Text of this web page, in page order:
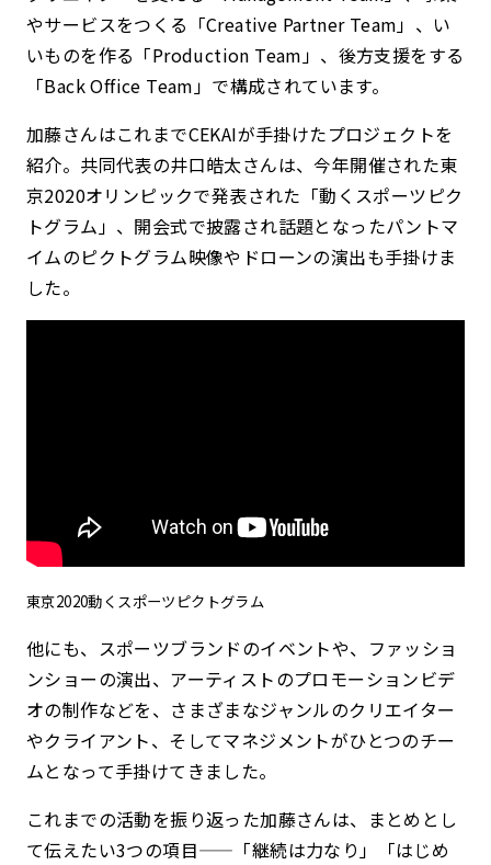
やサービスをつくる「Creative Partner Team」、い
いものを作る「Production Team」、後方支援をする
「Back Office Team」で構成されています。
加藤さんはこれまでCEKAIが手掛けたプロジェクトを
紹介。共同代表の井口皓太さんは、今年開催された東
京2020オリンピックで発表された「動くスポーツピク
トグラム」、開会式で披露され話題となったパントマ
イムのピクトグラム映像やドローンの演出も手掛けま
した。
東京2020動くスポーツピクトグラム
他にも、スポーツブランドのイベントや、ファッショ
ンショーの演出、アーティストのプロモーションビデ
オの制作などを、さまざまなジャンルのクリエイター
やクライアント、そしてマネジメントがひとつのチー
ムとなって手掛けてきました。
これまでの活動を振り返った加藤さんは、まとめとし
て伝えたい3つの項目——「継続は力なり」「はじめ